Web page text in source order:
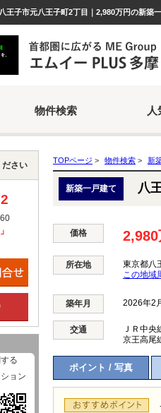
子市元八王子町2丁目｜2,980万円の新築
物件検索
TOPページ > 物件検索 > 新
新築一戸建て 八
価格 2,980
所在地
東京都八
この地域
築年月 2026年2
交通 ＪＲ中央
京王高尾
ポイント / 写真
ださい
る
ョン